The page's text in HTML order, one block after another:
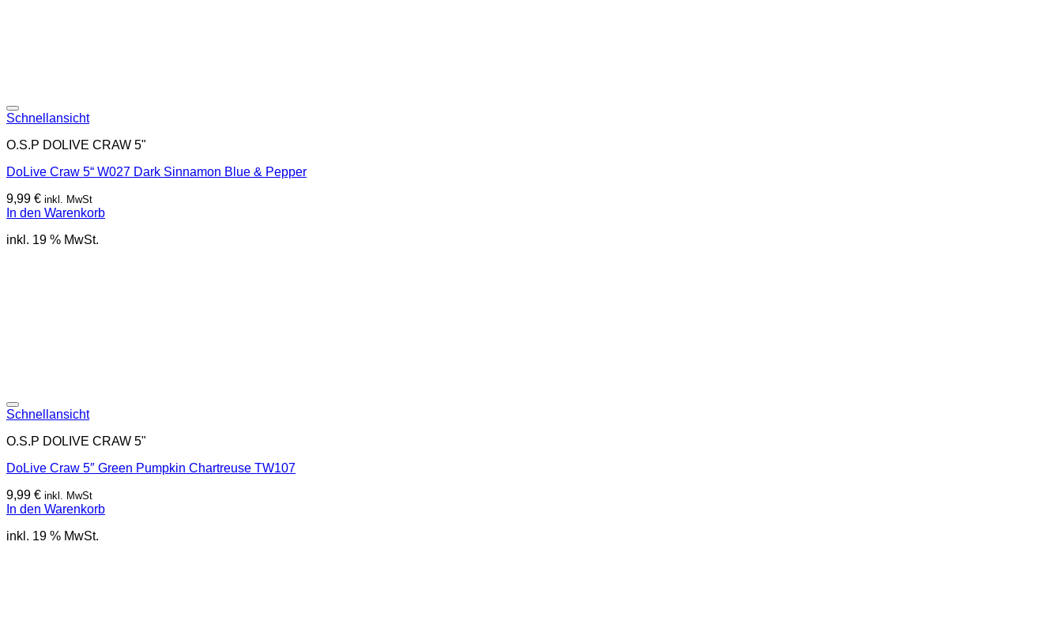
Schnellansicht
O.S.P DOLIVE CRAW 5"
DoLive Craw 5“ W027 Dark Sinnamon Blue & Pepper
9,99 € inkl. MwSt
In den Warenkorb
inkl. 19 % MwSt.
Schnellansicht
O.S.P DOLIVE CRAW 5"
DoLive Craw 5″ Green Pumpkin Chartreuse TW107
9,99 € inkl. MwSt
In den Warenkorb
inkl. 19 % MwSt.